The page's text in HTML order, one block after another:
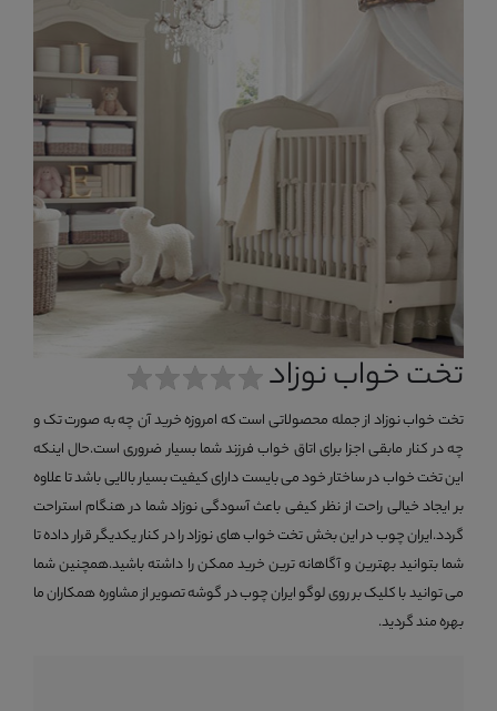
تخت خواب نوزاد
تخت خواب نوزاد از جمله محصولاتی است که امروزه خرید آن چه به صورت تک و
چه در کنار مابقی اجزا برای اتاق خواب فرزند شما بسیار ضروری است.حال اینکه
این تخت خواب در ساختار خود می بایست دارای کیفیت بسیار بالایی باشد تا علاوه
بر ایجاد خیالی راحت از نظر کیفی باعث آسودگی نوزاد شما در هنگام استراحت
گردد.ایران چوب در این بخش تخت خواب های نوزاد را در کنار یکدیگر قرار داده تا
شما بتوانید بهترین و آگاهانه ترین خرید ممکن را داشته باشید.همچنین شما
می توانید با کلیک بر روی لوگو ایران چوب در گوشه تصویر از مشاوره همکاران ما
بهره مند گردید.